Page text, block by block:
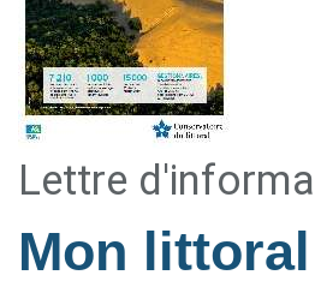
Lettre
Mon